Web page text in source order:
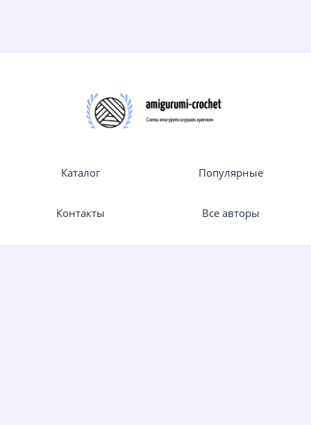
Каталог Популярные
Контакты Все авторы